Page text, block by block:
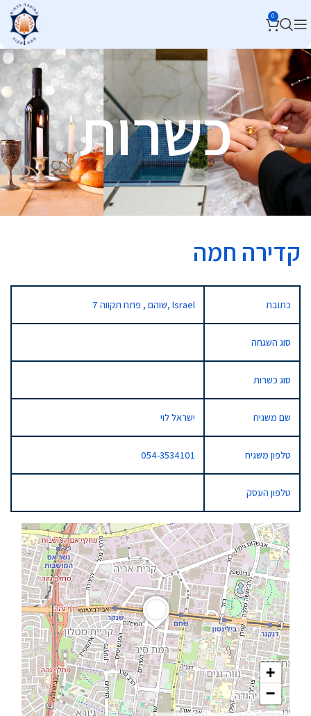
0
כשרות
+
−
קדירה חמה
כתובת 7 שוהם , פתח תקווה, Israel
סוג השגחה
סוג כשרות
שם משגיח ישראל לוי
טלפון משגיח 054-3534101
טלפון העסק